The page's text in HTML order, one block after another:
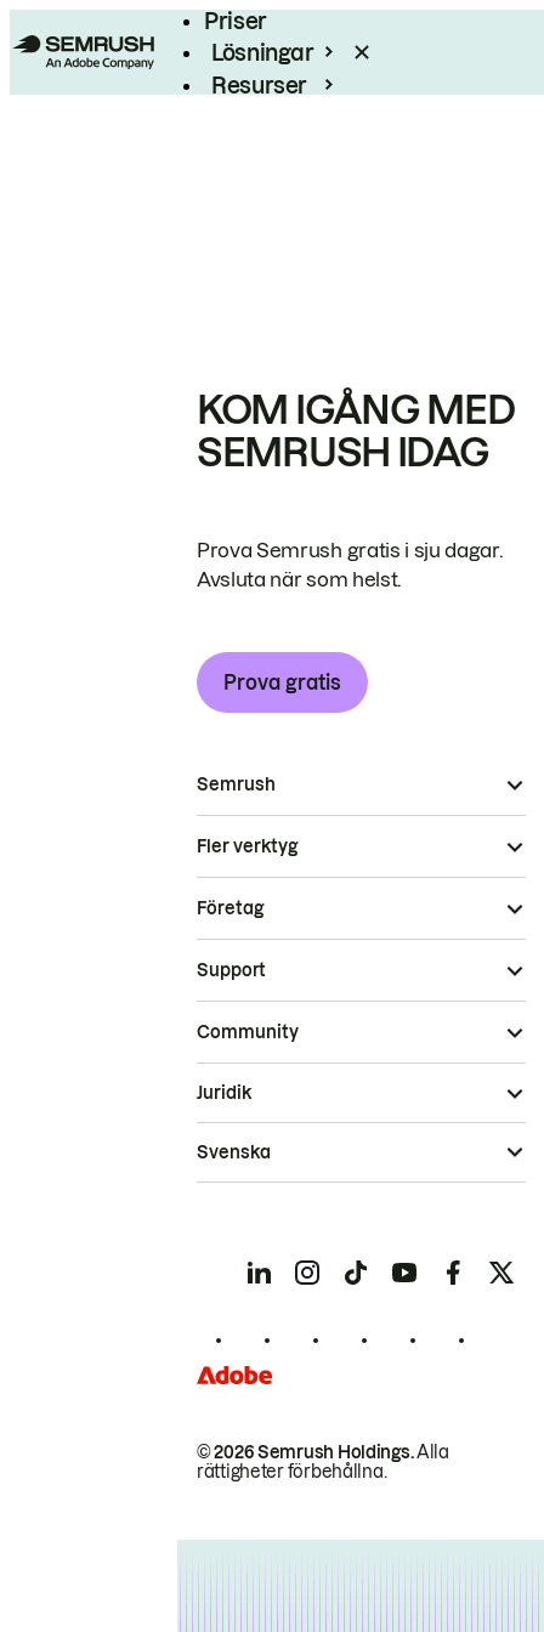
Priser
Lösningar
Resurser
KOM IGÅNG MED
SEMRUSH IDAG
Prova Semrush gratis i sju dagar.
Avsluta när som helst.
Prova gratis
Semrush
Fler verktyg
Företag
Support
Community
© 2026 Semrush Holdings.Alla
rättigheter förbehållna.
Juridik
Svenska